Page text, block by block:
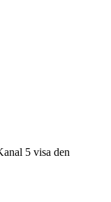
5 visa den